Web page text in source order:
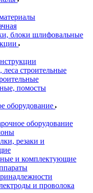
блоки шлифовальные
строительные
помосты
оборудование
оборудование
резаки и
и комплектующие
и проволока